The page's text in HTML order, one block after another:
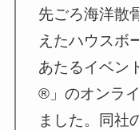
先ごろ海洋散
えたハウスボ
あたるイベン
®」のオンラ
ました。同社